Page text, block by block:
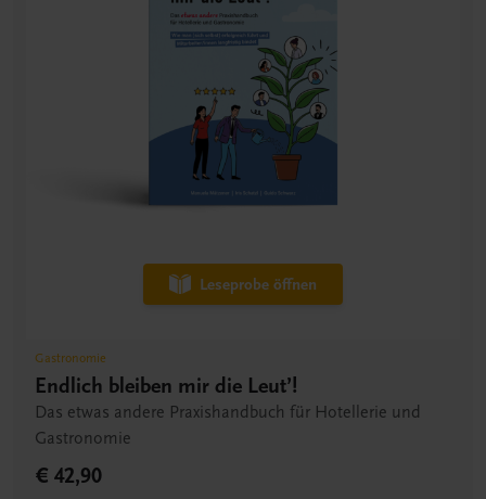
Leseprobe öffnen
Gastronomie
Endlich bleiben mir die Leut’!
Das etwas andere Praxishandbuch für Hotellerie und
Gastronomie
€ 42,90